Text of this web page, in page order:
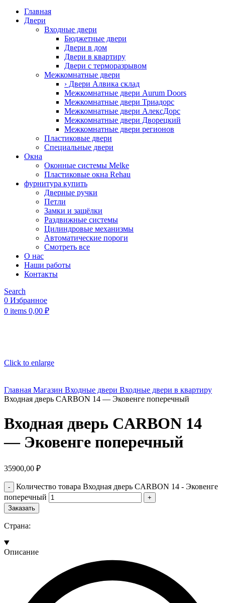
Главная
Двери
Входные двери
Бюджетные двери
Двери в дом
Двери в квартиру
Двери с терморазрывом
Межкомнатные двери
› Двери Алвика склад
Межкомнатные двери Aurum Doors
Межкомнатные двери Триадорс
Межкомнатные двери АлексДорс
Межкомнатные двери Дворецкий
Межкомнатные двери регионов
Пластиковые двери
Специальные двери
Окна
Оконные системы Melke
Пластиковые окна Rehau
фурнитура купить
Дверные ручки
Петли
Замки и защёлки
Раздвижные системы
Цилиндровые механизмы
Автоматические пороги
Смотреть все
О нас
Наши работы
Контакты
Search
0 Избранное
0 items 0,00 ₽
Click to enlarge
Главная Магазин Входные двери Входные двери в квартиру
Входная дверь CARBON 14 — Эковенге поперечный
Входная дверь CARBON 14
— Эковенге поперечный
35900,00 ₽
Количество товара Входная дверь CARBON 14 - Эковенге
поперечный
Заказать
Страна:
Описание